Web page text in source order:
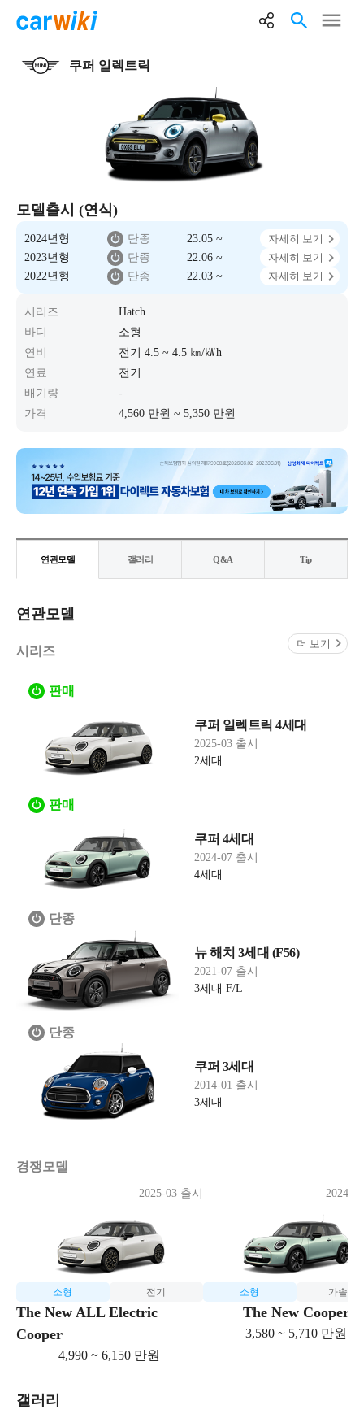
쿠퍼 일렉트릭
모델출시 (연식)
2024년형 단종 23.05 ~
자세히 보기
2023년형
단종 22.06 ~
자세히 보기
2022년형
단종 22.03 ~ 자세히 보기
시리즈
Hatch
바디
소형
연비
전기 4.5 ~ 4.5 ㎞/㎾h
연료
전기
배기량
-
가격
4,560 만원 ~ 5,350 만원
연관모델 갤러리 Q&A Tip
연관모델
시리즈
더 보기
판매
쿠퍼 일렉트릭 4세대
2025-03 출시
2세대
판매
쿠퍼 4세대
2024-07 출시
4세대
단종
뉴 해치 3세대 (F56)
2021-07 출시
3세대 F/L
단종
쿠퍼 3세대
2014-01 출시
3세대
경쟁모델
소형 전기
The New ALL Electric
Cooper
2025-03 출시
4,990 ~ 6,150 만원
소형 가솔린
The New Cooper
2024-
3,580 ~ 5,710 만원
갤러리